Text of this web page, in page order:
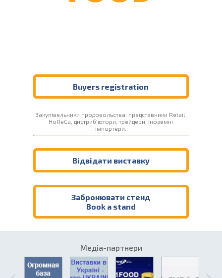
Buyers registration
Закупівельники продовольства: представники Retail,
HoReCa, дистриб'ютори, трейдери, іноземні
імпортери.
Відвідати виставку
Забронювати стенд
Book a stand
Медіа-партнери